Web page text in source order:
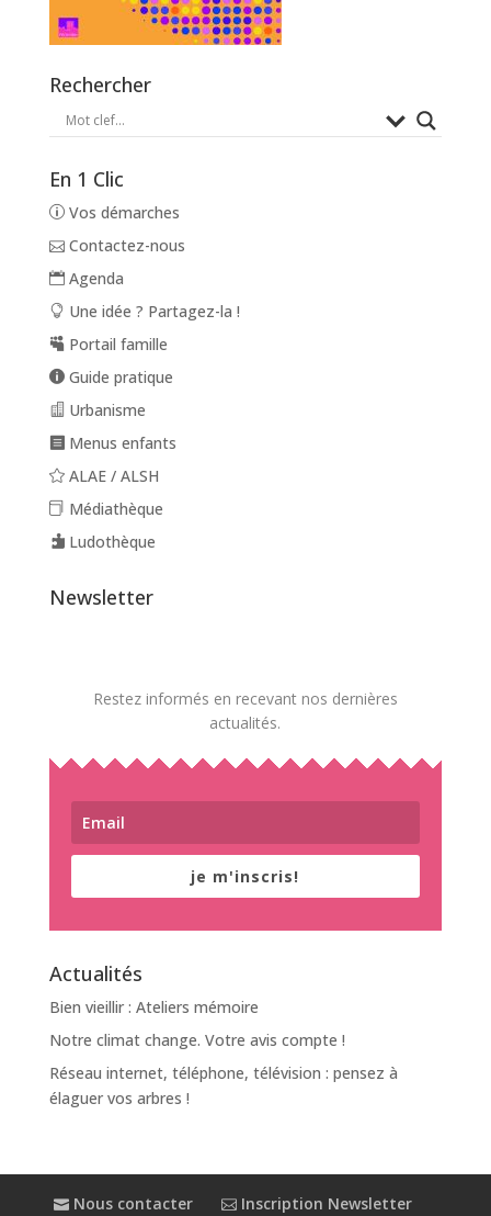
Rechercher
En 1 Clic
Vos démarches
Contactez-nous
Agenda
Une idée ? Partagez-la !
Portail famille
Guide pratique
Urbanisme
Menus enfants
ALAE / ALSH
Médiathèque
Ludothèque
Newsletter
Restez informés en recevant nos dernières
actualités.
je m'inscris!
Actualités
Bien vieillir : Ateliers mémoire
Notre climat change. Votre avis compte !
Réseau internet, téléphone, télévision : pensez à
élaguer vos arbres !
Nous contacter Inscription Newsletter